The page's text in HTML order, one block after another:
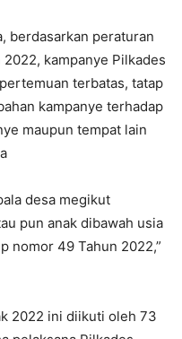
berdasarkan peraturan
kampanye Pilkades
terbatas, tatap
kampanye terhadap
maupun tempat lain
desa megikut
pun anak dibawah usia
nomor 49 Tahun 2022,”
2022 ini diikuti oleh 73